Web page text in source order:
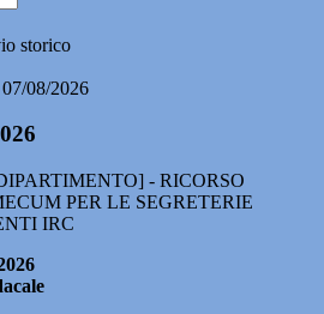
storico
08/2026
- RICORSO
PER LE SEGRETERIE
IRC